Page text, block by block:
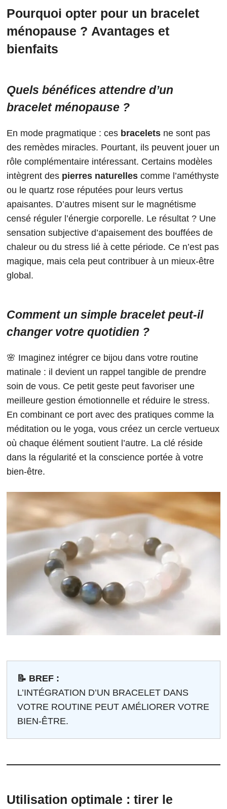
Pourquoi opter pour un bracelet
ménopause ? Avantages et
bienfaits
Quels bénéfices attendre d’un
bracelet ménopause ?
En mode pragmatique : ces bracelets ne sont pas
des remèdes miracles. Pourtant, ils peuvent jouer un
rôle complémentaire intéressant. Certains modèles
intègrent des pierres naturelles comme l’améthyste
ou le quartz rose réputées pour leurs vertus
apaisantes. D’autres misent sur le magnétisme
censé réguler l’énergie corporelle. Le résultat ? Une
sensation subjective d’apaisement des bouffées de
chaleur ou du stress lié à cette période. Ce n’est pas
magique, mais cela peut contribuer à un mieux-être
global.
Comment un simple bracelet peut-il
changer votre quotidien ?
🌸 Imaginez intégrer ce bijou dans votre routine
matinale : il devient un rappel tangible de prendre
soin de vous. Ce petit geste peut favoriser une
meilleure gestion émotionnelle et réduire le stress.
En combinant ce port avec des pratiques comme la
méditation ou le yoga, vous créez un cercle vertueux
où chaque élément soutient l’autre. La clé réside
dans la régularité et la conscience portée à votre
bien-être.
📝 BREF :
L’INTÉGRATION D’UN BRACELET DANS
VOTRE ROUTINE PEUT AMÉLIORER VOTRE
BIEN-ÊTRE.
Utilisation optimale : tirer le